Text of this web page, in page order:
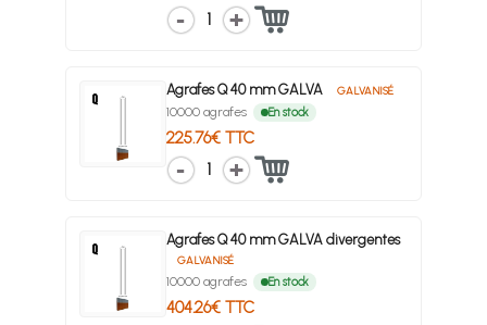
1
Agrafes Q 40 mm GALVA GALVANISÉ
10000 agrafes En stock
225.76€ TTC
1
Agrafes Q 40 mm GALVA divergentes
GALVANISÉ
10000 agrafes En stock
404.26€ TTC